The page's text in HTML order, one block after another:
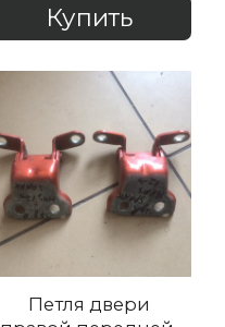
Купить
Петля двери